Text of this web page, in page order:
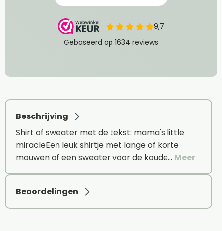
Beschrijving
Shirt of sweater met de tekst: mama's little
miracleEen leuk shirtje met lange of korte
mouwen of een sweater voor de koude… Meer
Beoordelingen